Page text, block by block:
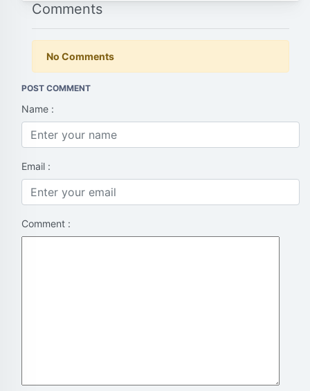
Comments
No Comments
POST COMMENT
Name :
Email :
Comment :